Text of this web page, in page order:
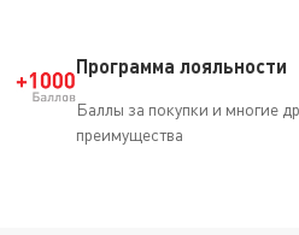
Программа лояльности
Баллы за покупки и многие
преимущества